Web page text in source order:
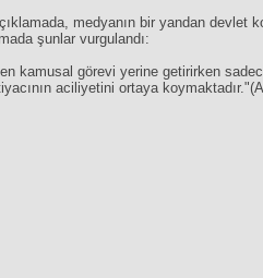
medyanın bir yandan devlet
şunlar vurgulandı:
kamusal görevi yerine getirirken
aciliyetini ortaya